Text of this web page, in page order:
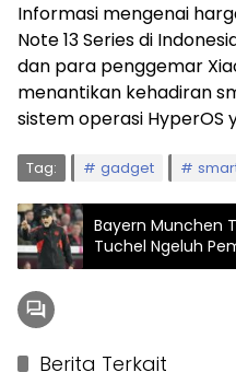
Informasi mengenai
Note 13 Series di
dan para penggemar
menantikan kehadiran
sistem operasi HyperOS
Tag: gadget
Bayern Munchen
Tuchel Ngeluh
Berita Terkait